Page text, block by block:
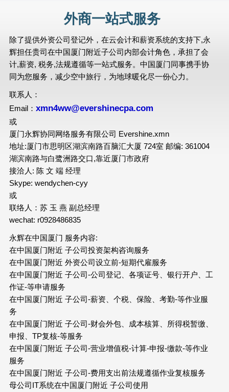
外商一站式服务
除了提供外资公司登记外，在云会计和薪资系统的支持下,永
辉担任贵司在中国厦门附近子公司内部会计角色，承担了会
计,薪资, 税务,法规遵循等一站式服务。中国厦门同事携手协
同为您服务，减少空中旅行，为地球暖化尽一份心力。
联系人：
Email： xmn4ww@evershinecpa.com
或
厦门永辉协同网络服务有限公司 Evershine.xmn
地址:厦门市思明区湖滨南路百脑汇大厦 724室 邮编: 361004
湖滨南路与白鹭洲路交口,靠近厦门市政府
接洽人: 陈 文 端 经理
Skype: wendychen-cyy
或
联络人：苏 玉 燕 副总经理
wechat: r0928486835
永辉在中国厦门 服务内容:
在中国厦门附近 子公司投资架构咨询服务
在中国厦门附近 外资公司设立前-短期代雇服务
在中国厦门附近 子公司-公司登记、各项证号、银行开户、工
作证-等申请服务
在中国厦门附近 子公司-薪资、个税、保险、考勤-等作业服
务
在中国厦门附近 子公司-财会外包、成本核算、所得税暂缴、
申报、TP复核-等服务
在中国厦门附近 子公司-营业增值税-计算-申报-缴款-等作业
服务
在中国厦门附近 子公司-费用支出前法规遵循作业复核服务
母公司IT系统在中国厦门附近 子公司使用